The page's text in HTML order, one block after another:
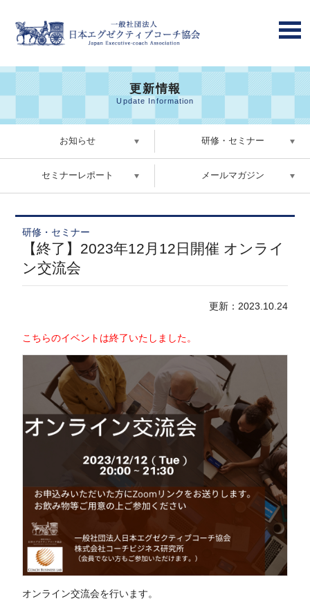
更新情報
Update Information
お知らせ 研修・セミナー
セミナーレポート メールマガジン
研修・セミナー
【終了】2023年12月12日開催 オンライ
ン交流会
更新：2023.10.24
こちらのイベントは終了いたしました。
オンライン交流会を行います。